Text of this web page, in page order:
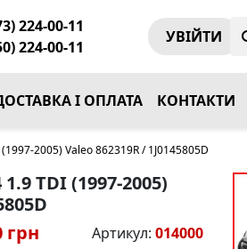
224-00-11
224-00-11
УВIЙТИ
І ОПЛАТА КОНТАКТИ
2005) Valeo 862319R / 1J0145805D
TDI (1997-2005)
грн Артикул: 014000